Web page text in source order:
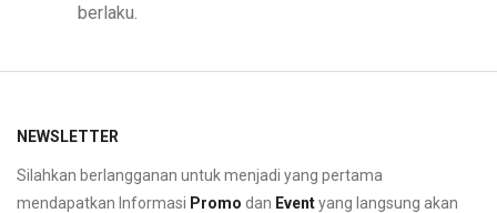
berlaku.
NEWSLETTER
Silahkan berlangganan untuk menjadi yang pertama
mendapatkan Informasi Promo dan Eventyang langsung akan